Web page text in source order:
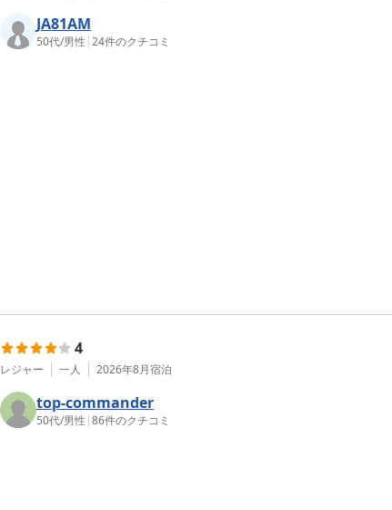
JA81AM
50代/男性 |24件のクチコミ
4
レジャー 一人 2026年8月宿泊
top-commander
50代/男性 |86件のクチコミ